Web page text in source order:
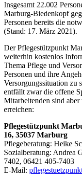
Insgesamt 22.002
Marburg-Biedenkopf
Personen bereits die
(Stand: 17. März 2021).
Der Pflegestützpunkt
weiterhin kostenlos
Thema Pflege und
Personen und ihre
Versorgungssituation zu
entfällt zwar die offene
Mitarbeitenden sind
erreichen:
Pflegestützpunkt
16, 35037 Marburg
Pflegeberatung: Heike
Sozialberatung: Andrea
7402, 06421 405-7403
E-Mail: